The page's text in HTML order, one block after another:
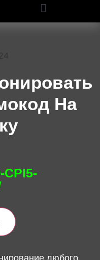
На
CPI5-
любого